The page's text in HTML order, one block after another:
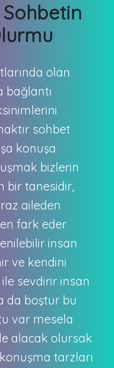
olan
bağlantı
sohbet
konuşa
bizlerin
bir tanesidir,
aileden
fark eder
insan
ve kendini
sevdirir insan
da boştur bu
var mesela
alacak olursak
tarzları